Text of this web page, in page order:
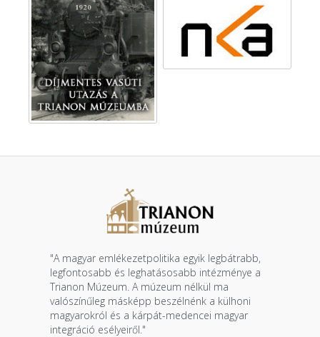
"A magyar emlékezetpolitika egyik legbátrabb,
legfontosabb és leghatásosabb intézménye a
Trianon Múzeum. A múzeum nélkül ma
valószínűleg másképp beszélnénk a külhoni
magyarokról és a kárpát-medencei magyar
integráció esélyeiről."